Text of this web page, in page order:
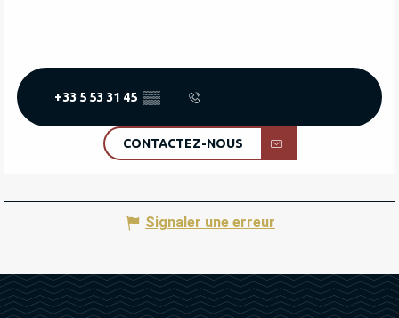
+33 5 53 31 45 ▒▒
CONTACTEZ-NOUS
Signaler une erreur